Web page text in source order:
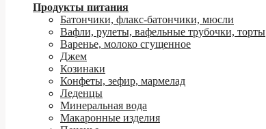
Продукты питания
Батончики, флакс-батончики, мюсли
Вафли, рулеты, вафельные трубочки, торты
Варенье, молоко сгущенное
Джем
Козинаки
Конфеты, зефир, мармелад
Леденцы
Минеральная вода
Макаронные изделия